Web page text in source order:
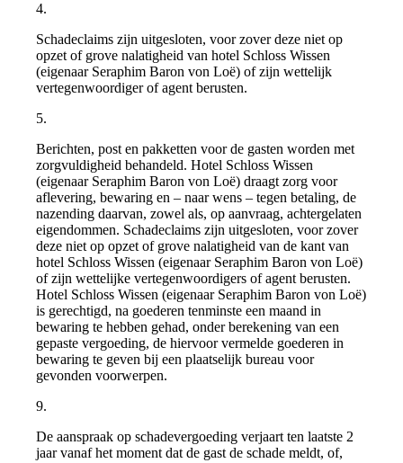
4.
Schadeclaims zijn uitgesloten, voor zover deze niet op
opzet of grove nalatigheid van hotel Schloss Wissen
(eigenaar Seraphim Baron von Loë) of zijn wettelijk
vertegenwoordiger of agent berusten.
5.
Berichten, post en pakketten voor de gasten worden met
zorgvuldigheid behandeld. Hotel Schloss Wissen
(eigenaar Seraphim Baron von Loë) draagt zorg voor
aflevering, bewaring en – naar wens – tegen betaling, de
nazending daarvan, zowel als, op aanvraag, achtergelaten
eigendommen. Schadeclaims zijn uitgesloten, voor zover
deze niet op opzet of grove nalatigheid van de kant van
hotel Schloss Wissen (eigenaar Seraphim Baron von Loë)
of zijn wettelijke vertegenwoordigers of agent berusten.
Hotel Schloss Wissen (eigenaar Seraphim Baron von Loë)
is gerechtigd, na goederen tenminste een maand in
bewaring te hebben gehad, onder berekening van een
gepaste vergoeding, de hiervoor vermelde goederen in
bewaring te geven bij een plaatselijk bureau voor
gevonden voorwerpen.
9.
De aanspraak op schadevergoeding verjaart ten laatste 2
jaar vanaf het moment dat de gast de schade meldt, of,